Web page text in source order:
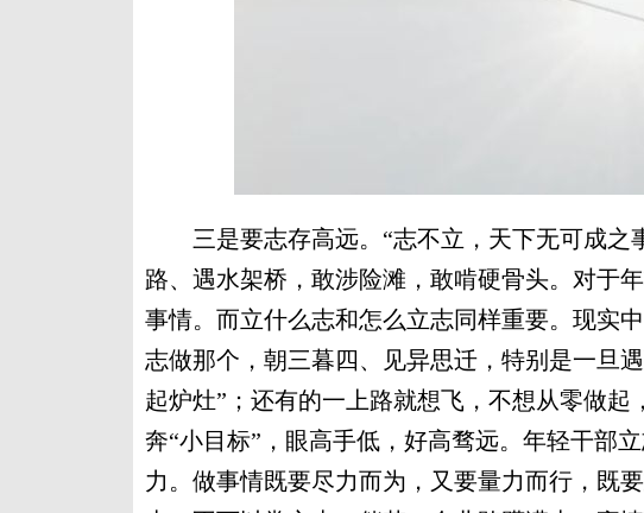
三是要志存高远。“志不立，天下无可成之
路、遇水架桥，敢涉险滩，敢啃硬骨头。对于
事情。而立什么志和怎么立志同样重要。现实
志做那个，朝三暮四、见异思迁，特别是一旦
起炉灶”；还有的一上路就想飞，不想从零做
奔“小目标”，眼高手低，好高骛远。年轻干部
力。做事情既要尽力而为，又要量力而行，既